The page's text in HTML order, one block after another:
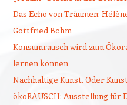
Das Echo von Träumen:
Gottfried Böhm
Konsumrausch wird zum
lernen können
Nachhaltige Kunst. Oder
ökoRAUSCH: Ausstellung für